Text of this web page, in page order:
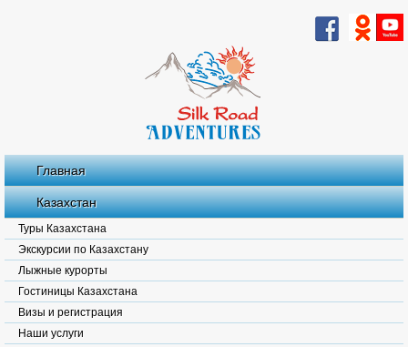
Главная
Казахстан
Туры Казахстана
Экскурсии по Казахстану
Лыжные курорты
Гостиницы Казахстана
Визы и регистрация
Наши услуги